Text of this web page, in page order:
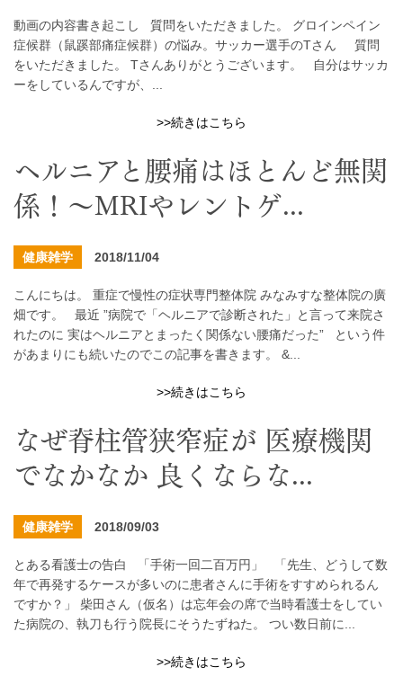
動画の内容書き起こし 質問をいただきました。 グロインペイン
症候群（鼠蹊部痛症候群）の悩み。サッカー選手のTさん 質問
をいただきました。 Tさんありがとうございます。 自分はサッカ
ーをしているんですが、...
>>続きはこちら
ヘルニアと腰痛はほとんど無関
係！～MRIやレントゲ...
健康雑学 2018/11/04
こんにちは。 重症で慢性の症状専門整体院 みなみすな整体院の廣
畑です。 最近 ”病院で「ヘルニアで診断された」と言って来院さ
れたのに 実はヘルニアとまったく関係ない腰痛だった” という件
があまりにも続いたのでこの記事を書きます。 &...
>>続きはこちら
なぜ脊柱管狭窄症が 医療機関
でなかなか 良くならな...
健康雑学 2018/09/03
とある看護士の告白 「手術一回二百万円」 「先生、どうして数
年で再発するケースが多いのに患者さんに手術をすすめられるん
ですか？」 柴田さん（仮名）は忘年会の席で当時看護士をしてい
た病院の、執刀も行う院長にそうたずねた。 つい数日前に...
>>続きはこちら